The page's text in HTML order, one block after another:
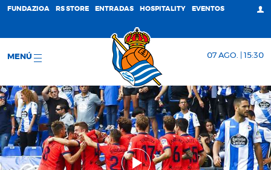
FUNDAZIOA RS STORE ENTRADAS HOSPITALITY EVENTOS
MENÚ 07 AGO. | 15:30